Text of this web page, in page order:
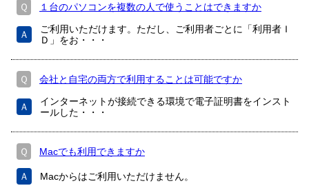
Ｑ １台のパソコンを複数の人で使うことはできますか
Ａ
ご利用いただけます。ただし、ご利用者ごとに「利用者Ｉ
Ｄ」をお・・・
Ｑ 会社と自宅の両方で利用することは可能ですか
Ａ
インターネットが接続できる環境で電子証明書をインスト
ールした・・・
Ｑ Macでも利用できますか
Ａ Macからはご利用いただけません。